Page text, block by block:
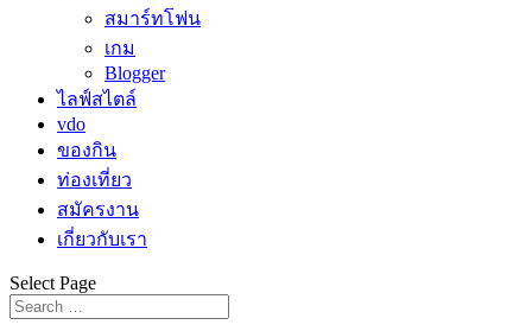
สมาร์ทโฟน
เกม
Blogger
ไลฟ์สไตล์
vdo
ของกิน
ท่องเที่ยว
สมัครงาน
เกี่ยวกับเรา
Select Page